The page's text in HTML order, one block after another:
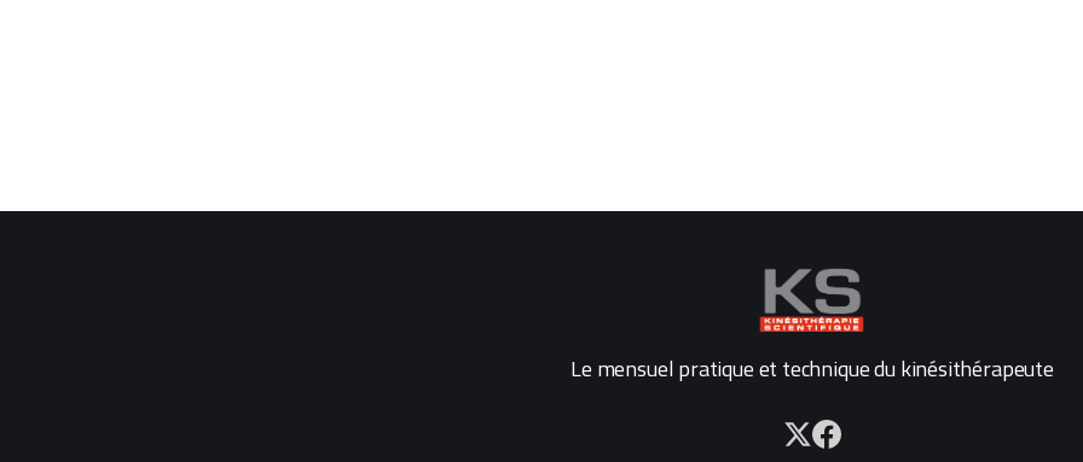
Le mensuel pratique et technique du kinésithérapeute